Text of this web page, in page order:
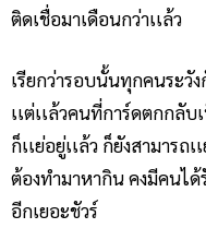
ติดเชื่อมาเดือนกว่าเเล้ว
เรียกว่ารอบนั้นทุกคนระวั
เเต่เเล้วคนที่การ์ดตกกลับ
ก็เเย่อยู่เเล้ว ก็ยังสามารถ
ต้องทำมาหากิน คงมีคนไ
อีกเยอะชัวร์